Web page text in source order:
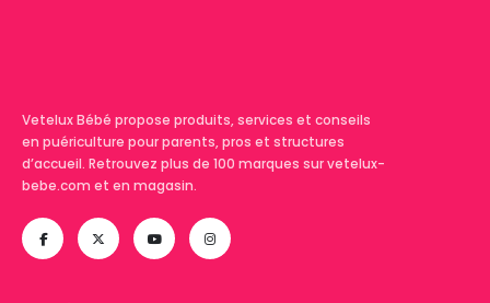
Vetelux Bébé propose produits, services et conseils
en puériculture pour parents, pros et structures
d’accueil. Retrouvez plus de 100 marques sur vetelux-
bebe.com et en magasin.